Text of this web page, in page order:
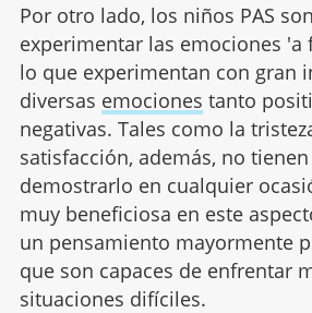
Por otro lado, los niños PAS
experimentar las emociones
lo que experimentan con gran
diversas emociones tanto
negativas. Tales como la
satisfacción, además, no
demostrarlo en cualquier
muy beneficiosa en este
un pensamiento mayormente
que son capaces de enfrentar
situaciones difíciles.